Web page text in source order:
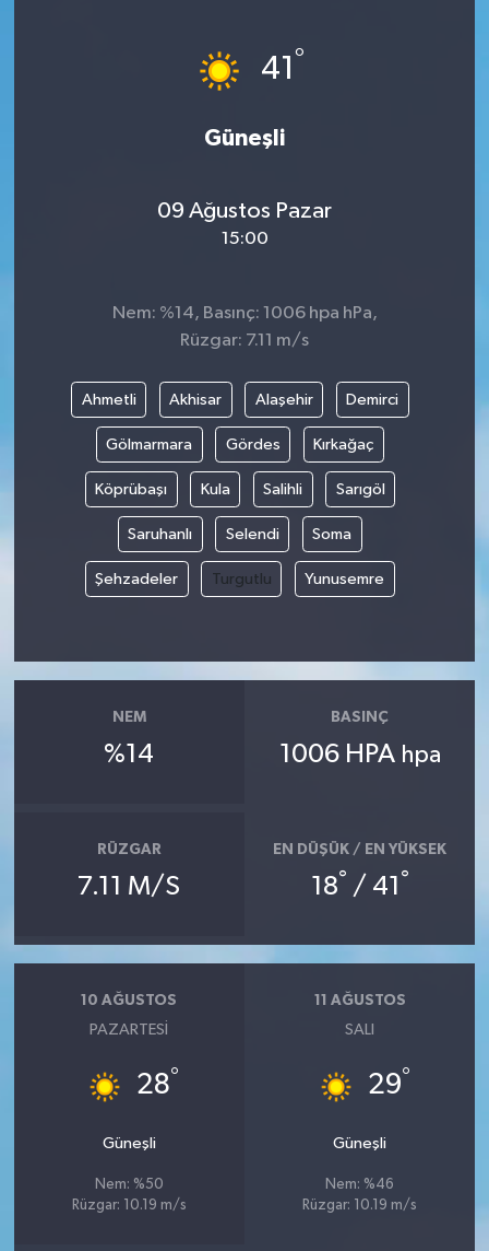
41 °
Güneşli
09 Ağustos Pazar
15:00
Nem: %14, Basınç: 1006 hpa hPa,
Rüzgar: 7.11 m/s
Ahmetli Akhisar Alaşehir Demirci
Gölmarmara Gördes Kırkağaç
Köprübaşı Kula Salihli Sarıgöl
Saruhanlı Selendi Soma
Şehzadeler Turgutlu Yunusemre
NEM
%14
BASINÇ
1006 HPA hpa
RÜZGAR
7.11 M/S
EN DÜŞÜK / EN YÜKSEK
18° / 41 °
10 AĞUSTOS
PAZARTESI
28°
Güneşli
Nem: %50
Rüzgar: 10.19 m/s
11 AĞUSTOS
SALI
29°
Güneşli
Nem: %46
Rüzgar: 10.19 m/s
Yüksek İstişare Kurulu